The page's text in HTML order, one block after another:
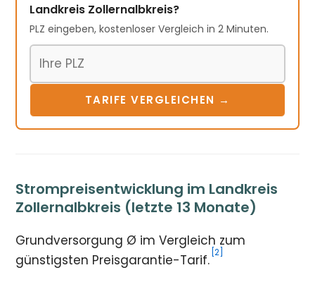
Landkreis Zollernalbkreis?
PLZ eingeben, kostenloser Vergleich in 2 Minuten.
TARIFE VERGLEICHEN →
Strompreisentwicklung im Landkreis
Zollernalbkreis (letzte 13 Monate)
Grundversorgung Ø im Vergleich zum
günstigsten Preisgarantie-Tarif. [2]